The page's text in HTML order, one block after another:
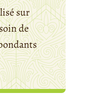
sur
de